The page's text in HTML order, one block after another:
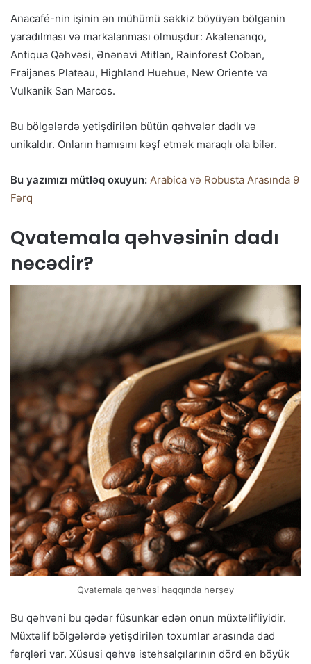
Anacafé-nin işinin ən mühümü səkkiz böyüyən bölgənin
yaradılması və markalanması olmuşdur: Akatenanqo,
Antiqua Qəhvəsi, Ənənəvi Atitlan, Rainforest Coban,
Fraijanes Plateau, Highland Huehue, New Oriente və
Vulkanik San Marcos.
Bu bölgələrdə yetişdirilən bütün qəhvələr dadlı və
unikaldır. Onların hamısını kəşf etmək maraqlı ola bilər.
Bu yazımızı mütləq oxuyun: Arabica və Robusta Arasında 9
Fərq
Qvatemala qəhvəsinin dadı
necədir?
Qvatemala qəhvəsi haqqında hərşey
Bu qəhvəni bu qədər füsunkar edən onun müxtəlifliyidir.
Müxtəlif bölgələrdə yetişdirilən toxumlar arasında dad
fərqləri var. Xüsusi qəhvə istehsalçılarının dörd ən böyük